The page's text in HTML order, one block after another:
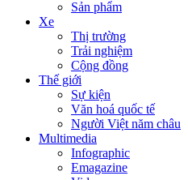
Sản phẩm
Xe
Thị trường
Trải nghiệm
Cộng đồng
Thế giới
Sự kiện
Văn hoá quốc tế
Người Việt năm châu
Multimedia
Infographic
Emagazine